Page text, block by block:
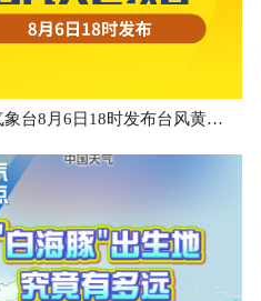
中央气象台8月6日18时发布台风黄色预警